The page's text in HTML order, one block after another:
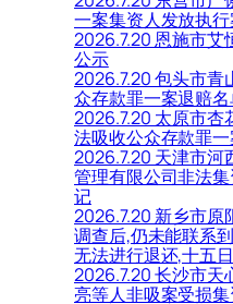
一案集资人发放执
2026.7.20 恩施市艾
公示
2026.7.20 包头市青
众存款罪一案退赔
2026.7.20 太原市杏
法吸收公众存款罪
2026.7.20 天津市河
管理有限公司非法
记
2026.7.20 新乡市原
调查后,仍未能联系
无法进行退还,十五
2026.7.20 长沙市天
亮等人非吸案受损